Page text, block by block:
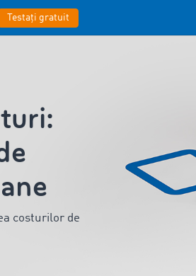
Testați gratuit
costurilor de